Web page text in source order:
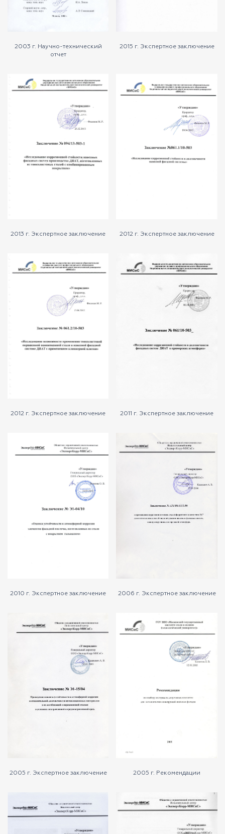
2003 г. Научно-технический
отчет
2015 г. Экспертное заключение
2013 г. Экспертное заключение 2012 г. Экспертное заключение
2012 г. Экспертное заключение 2011 г. Экспертное заключение
2010 г. Экспертное заключение 2006 г. Экспертное заключение
2005 г. Экспертное заключение 2005 г. Рекомендации